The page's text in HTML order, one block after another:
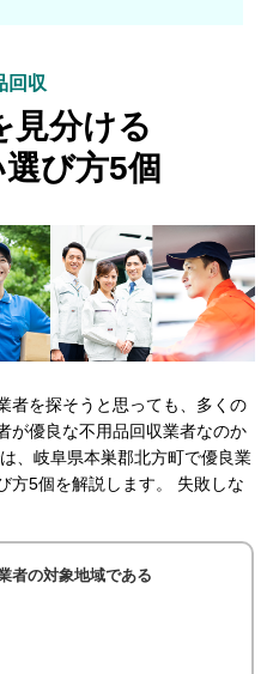
回収
見分ける
び方5個
者を探そうと思っても、多くの
が優良な不用品回収業者なのか
、岐阜県本巣郡北方町で優良業
方5個を解説します。 失敗しな
者の対象地域である